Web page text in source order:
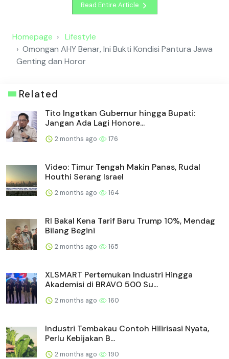
Read Entire Article
Homepage
Lifestyle
Omongan AHY Benar, Ini Bukti Kondisi Pantura Jawa
Genting dan Horor
Related
Tito Ingatkan Gubernur hingga Bupati:
Jangan Ada Lagi Honore...
2 months ago 176
Video: Timur Tengah Makin Panas, Rudal
Houthi Serang Israel
2 months ago 164
RI Bakal Kena Tarif Baru Trump 10%, Mendag
Bilang Begini
2 months ago 165
XLSMART Pertemukan Industri Hingga
Akademisi di BRAVO 500 Su...
2 months ago 160
Industri Tembakau Contoh Hilirisasi Nyata,
Perlu Kebijakan B...
2 months ago 190